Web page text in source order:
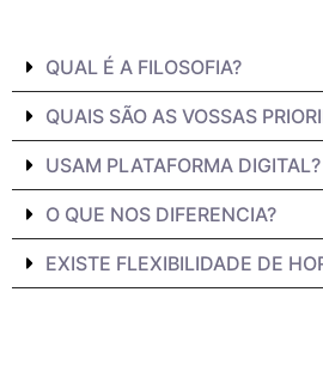
QUAL É A FILOSOFIA?
QUAIS SÃO AS VOSSAS
USAM PLATAFORMA DIGITAL?
O QUE NOS DIFERENCIA?
EXISTE FLEXIBILIDADE DE